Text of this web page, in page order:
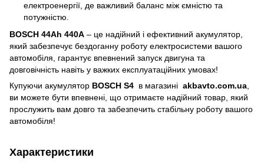
електроенергії, де важливий баланс між ємністю та
потужністю.
BOSCH 44Ah 440A – це надійний і ефективний акумулятор,
який забезпечує бездоганну роботу електросистеми вашого
автомобіля, гарантує впевнений запуск двигуна та
довговічність навіть у важких експлуатаційних умовах!
Купуючи акумулятор BOSCH S4 в магазині akbavto.com.ua
ви можете бути впевнені, що отримаєте надійний товар, який
прослужить вам довго та забезпечить стабільну роботу вашого
автомобіля!
Характеристики